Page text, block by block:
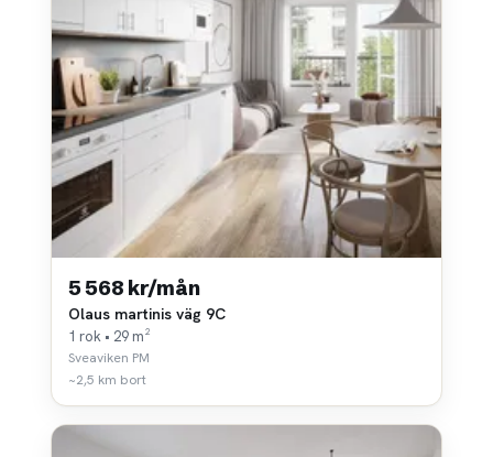
5 568 kr/mån
Olaus martinis väg 9C
1 rok • 29 m²
Sveaviken PM
~2,5 km bort